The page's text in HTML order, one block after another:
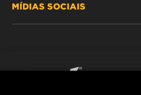
ONDE COMPRAR
CONTACTE NOS
MÍDIAS SOCIAIS